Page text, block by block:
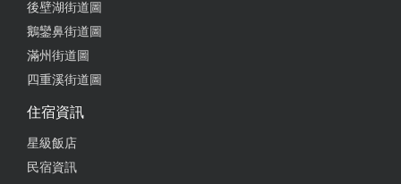
後壁湖街道圖
鵝鑾鼻街道圖
滿州街道圖
四重溪街道圖
住宿資訊
星級飯店
民宿資訊